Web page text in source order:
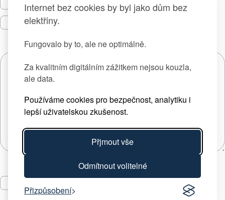
Internet bez cookies by byl jako dům bez
elektřiny.
Fungovalo by to, ale ne optimálně.
Za kvalitním digitálním zážitkem nejsou kouzla,
ale data.
Používáme cookies pro bezpečnost, analytiku i
lepší uživatelskou zkušenost.
Přjmout vše
Odmítnout volitelné
Přizpůsobení
Prodej zelené energie